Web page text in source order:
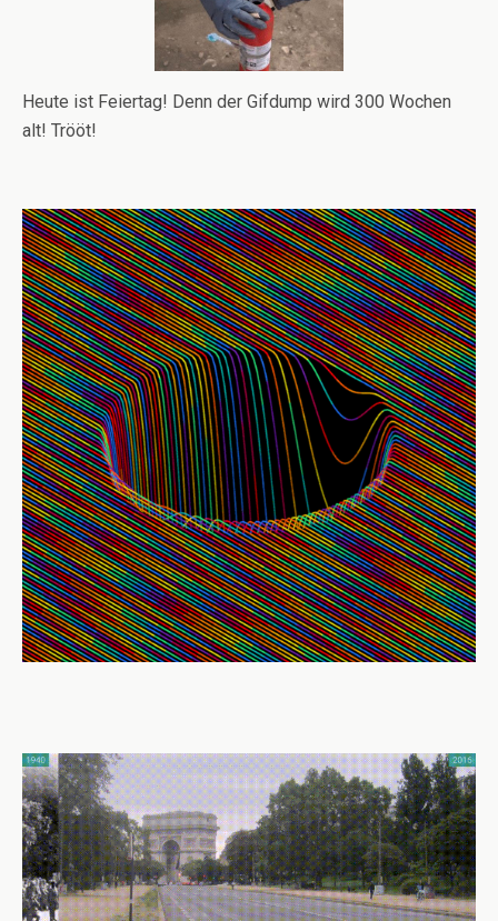
Heute ist Feiertag! Denn der Gifdump wird 300 Wochen
alt! Trööt!